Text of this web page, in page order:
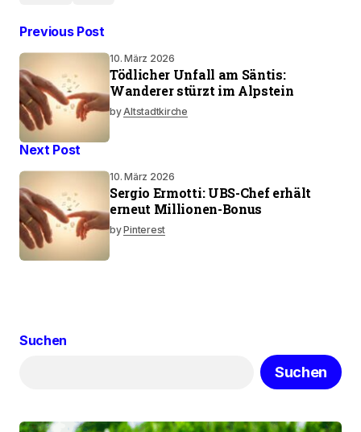
Previous Post
10. März 2026
Tödlicher Unfall am Säntis:
Wanderer stürzt im Alpstein
byAltstadtkirche
Next Post
10. März 2026
Sergio Ermotti: UBS-Chef erhält
erneut Millionen-Bonus
byPinterest
Suchen
Suchen